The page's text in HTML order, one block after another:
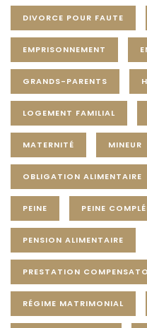
DIVORCE POUR FAUTE
EMPRISONNEMENT
GRANDS-PARENTS
LOGEMENT FAMILIAL
MATERNITÉ MINEUR
OBLIGATION ALIMENTAIRE
PEINE PEINE
PENSION ALIMENTAIRE
PRESTATION
RÉGIME MATRIMONIAL